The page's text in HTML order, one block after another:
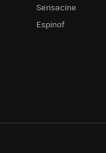
Sensacine
Espinof